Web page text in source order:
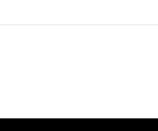
Maj,Junij,Julij,